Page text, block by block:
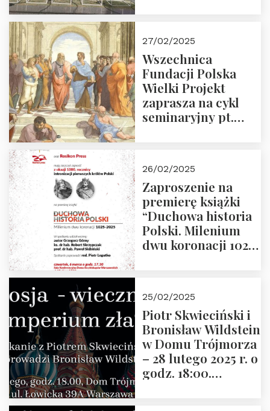
27/02/2025
Wszechnica
Fundacji Polska
Wielki Projekt
zaprasza na cykl
seminaryjny pt.
26/02/2025
Zaproszenie na
premierę książki
“Duchowa historia
Polski. Milenium
dwu koronacji 1025-
2025 r. godz. 17:30,
DAW ul. Miodowa
17/19
25/02/2025
Piotr Skwieciński i
Bronisław Wildstein
w Domu Trójmorza
– 28 lutego 2025 r. o
godz. 18:00.